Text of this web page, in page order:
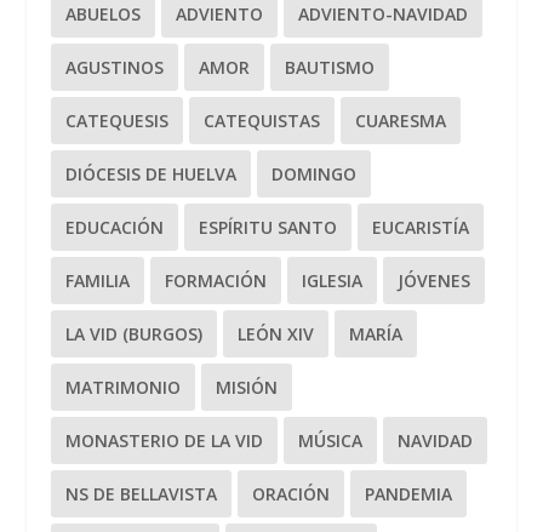
ABUELOS ADVIENTO ADVIENTO-NAVIDAD
AGUSTINOS AMOR BAUTISMO
CATEQUESIS CATEQUISTAS CUARESMA
DIÓCESIS DE HUELVA DOMINGO
EDUCACIÓN ESPÍRITU SANTO EUCARISTÍA
FAMILIA FORMACIÓN IGLESIA JÓVENES
LA VID (BURGOS) LEÓN XIV MARÍA
MATRIMONIO MISIÓN
MONASTERIO DE LA VID MÚSICA NAVIDAD
NS DE BELLAVISTA ORACIÓN PANDEMIA